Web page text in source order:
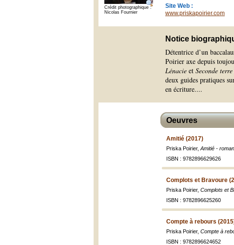
Crédit photographique :
Nicolas Fournier
Site Web :
www.priskapoirier.com
Notice
Détentrice d’un
Poirier axe depuis
Lénacie et Seconde terre
deux guides pratiques
en écriture....
Oeuvres
Amitié (2017)
Priska Poirier, Amitié -
ISBN : 9782896629626
Complots et Bravoure
Priska Poirier, Complots et
ISBN : 9782896625260
Compte à rebours
Priska Poirier, Compte à
ISBN : 9782896624652